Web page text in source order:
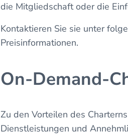
die Mitgliedschaft oder die
Kontaktieren Sie sie unter
Preisinformationen.
On-Demand-
Zu den Vorteilen des
Dienstleistungen und